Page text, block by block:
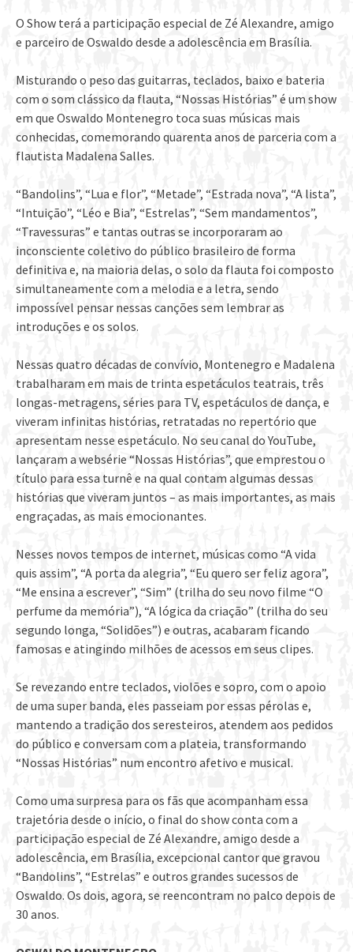
O Show terá a participação especial de Zé Alexandre, amigo
e parceiro de Oswaldo desde a adolescência em Brasília.
Misturando o peso das guitarras, teclados, baixo e bateria
com o som clássico da flauta, “Nossas Histórias” é um show
em que Oswaldo Montenegro toca suas músicas mais
conhecidas, comemorando quarenta anos de parceria com a
flautista Madalena Salles.
“Bandolins”, “Lua e flor”, “Metade”, “Estrada nova”, “A lista”,
“Intuição”, “Léo e Bia”, “Estrelas”, “Sem mandamentos”,
“Travessuras” e tantas outras se incorporaram ao
inconsciente coletivo do público brasileiro de forma
definitiva e, na maioria delas, o solo da flauta foi composto
simultaneamente com a melodia e a letra, sendo
impossível pensar nessas canções sem lembrar as
introduções e os solos.
Nessas quatro décadas de convívio, Montenegro e Madalena
trabalharam em mais de trinta espetáculos teatrais, três
longas-metragens, séries para TV, espetáculos de dança, e
viveram infinitas histórias, retratadas no repertório que
apresentam nesse espetáculo. No seu canal do YouTube,
lançaram a websérie “Nossas Histórias”, que emprestou o
título para essa turnê e na qual contam algumas dessas
histórias que viveram juntos – as mais importantes, as mais
engraçadas, as mais emocionantes.
Nesses novos tempos de internet, músicas como “A vida
quis assim”, “A porta da alegria”, “Eu quero ser feliz agora”,
“Me ensina a escrever”, “Sim” (trilha do seu novo filme “O
perfume da memória”), “A lógica da criação” (trilha do seu
segundo longa, “Solidões”) e outras, acabaram ficando
famosas e atingindo milhões de acessos em seus clipes.
Se revezando entre teclados, violões e sopro, com o apoio
de uma super banda, eles passeiam por essas pérolas e,
mantendo a tradição dos seresteiros, atendem aos pedidos
do público e conversam com a plateia, transformando
“Nossas Histórias” num encontro afetivo e musical.
Como uma surpresa para os fãs que acompanham essa
trajetória desde o início, o final do show conta com a
participação especial de Zé Alexandre, amigo desde a
adolescência, em Brasília, excepcional cantor que gravou
“Bandolins”, “Estrelas” e outros grandes sucessos de
Oswaldo. Os dois, agora, se reencontram no palco depois de
30 anos.